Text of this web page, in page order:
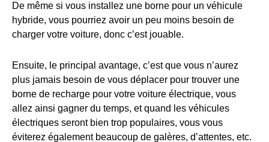
De même si vous installez une borne pour un véhicule
hybride, vous pourriez avoir un peu moins besoin de
charger votre voiture, donc c’est jouable.
Ensuite, le principal avantage, c’est que vous n’aurez
plus jamais besoin de vous déplacer pour trouver une
borne de recharge pour votre voiture électrique, vous
allez ainsi gagner du temps, et quand les véhicules
électriques seront bien trop populaires, vous vous
éviterez également beaucoup de galères, d’attentes, etc.